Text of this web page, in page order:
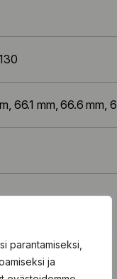
parantamiseksi,
ja
66.1 mm, 66.6 mm,